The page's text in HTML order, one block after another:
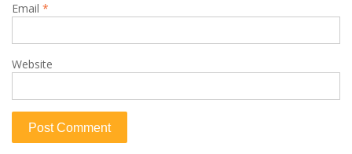
Email *
Website